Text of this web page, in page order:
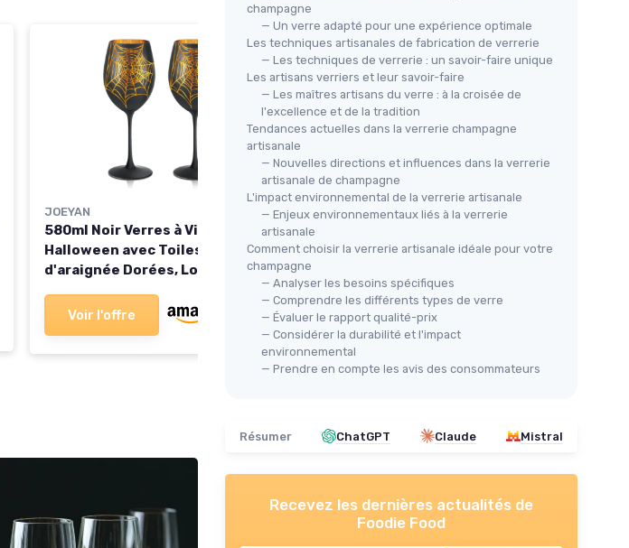
JOEYAN
580ml Noir Verres à Vin
Halloween avec Toiles
d'araignée Dorées, Lot de 2
Rouge,Jus,Boissons,Finition
Artisanale,Cadeau Festif,
Voir l'offre
Verres à Bière IPA Artisanale -
Lot de 6 - 400 ML - Collection
Les fêtes - Va au Lave-Vaisselle
★★★★★
★★★★★ 4,6/5 — 393 avis
Voir l'offre
champagne
— Un verre adapté pour une expérience optimale
Les techniques artisanales de fabrication de verrerie
— Les techniques de verrerie : un savoir-faire unique
Les artisans verriers et leur savoir-faire
— Les maîtres artisans du verre : à la croisée de
l'excellence et de la tradition
Tendances actuelles dans la verrerie champagne
artisanale
— Nouvelles directions et influences dans la verrerie
artisanale de champagne
L'impact environnemental de la verrerie artisanale
— Enjeux environnementaux liés à la verrerie
artisanale
Comment choisir la verrerie artisanale idéale pour votre
champagne
— Analyser les besoins spécifiques
— Comprendre les différents types de verre
— Évaluer le rapport qualité-prix
— Considérer la durabilité et l'impact
environnemental
— Prendre en compte les avis des consommateurs
Résumer ChatGPT Claude Mistral
Recevez les dernières actualités de
Foodie Food